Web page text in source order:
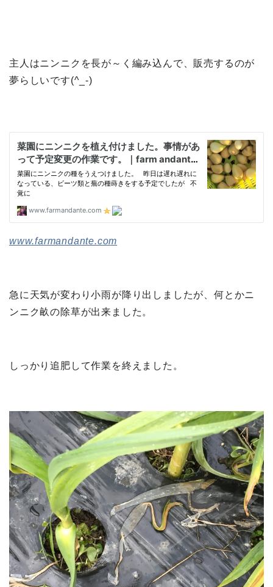
主人はニンニクを長が～く編み込んで、販売するのが
夢らしいです(^_-)
www.farmandante.com
急に天気が変わり小雨が降り出しましたが、何とかニ
ンニク畝の除草が出来ました。
しっかり追肥して作業を終えました。